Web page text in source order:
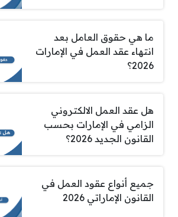
ما هي حقوق العامل بعد
انتهاء عقد العمل في الإمارات
2026؟
هل عقد العمل الالكتروني
الزامي في الإمارات بحسب
القانون الجديد 2026؟
جميع أنواع عقود العمل في
القانون الإماراتي 2026